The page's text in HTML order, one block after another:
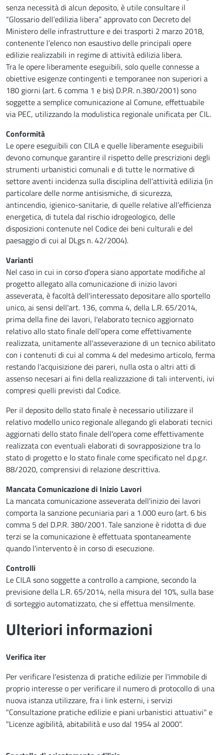
senza necessità di alcun deposito, è utile consultare il
“Glossario dell’edilizia libera” approvato con Decreto del
Ministero delle infrastrutture e dei trasporti 2 marzo 2018,
contenente l’elenco non esaustivo delle principali opere
edilizie realizzabili in regime di attività edilizia libera.
Tra le opere liberamente eseguibili, solo quelle connesse a
obiettive esigenze contingenti e temporanee non superiori a
180 giorni (art. 6 comma 1 e bis) D.P.R. n.380/2001) sono
soggette a semplice comunicazione al Comune, effettuabile
via PEC, utilizzando la modulistica regionale unificata per CIL.
Conformità
Le opere eseguibili con CILA e quelle liberamente eseguibili
devono comunque garantire il rispetto delle prescrizioni degli
strumenti urbanistici comunali e di tutte le normative di
settore aventi incidenza sulla disciplina dell’attività edilizia (in
particolare delle norme antisismiche, di sicurezza,
antincendio, igienico-sanitarie, di quelle relative all’efficienza
energetica, di tutela dal rischio idrogeologico, delle
disposizioni contenute nel Codice dei beni culturali e del
paesaggio di cui al DLgs n. 42/2004).
Varianti
Nel caso in cui in corso d'opera siano apportate modifiche al
progetto allegato alla comunicazione di inizio lavori
asseverata, è facoltà dell'interessato depositare allo sportello
unico, ai sensi dell'art. 136, comma 4, della L.R. 65/2014,
prima della fine dei lavori, l'elaborato tecnico aggiornato
relativo allo stato finale dell'opera come effettivamente
realizzata, unitamente all'asseverazione di un tecnico abilitato
con i contenuti di cui al comma 4 del medesimo articolo, ferma
restando l'acquisizione dei pareri, nulla osta o altri atti di
assenso necesari ai fini della realizzazione di tali interventi, ivi
compresi quelli previsti dal Codice.
Per il deposito dello stato finale è necessario utilizzare il
relativo modello unico regionale allegando gli elaborati tecnici
aggiornati dello stato finale dell'opera come effettivamente
realizzata con eventuali elaborati di sovrapposizione tra lo
stato di progetto e lo stato finale come specificato nel d.p.g.r.
88/2020, comprensivi di relazione descrittiva.
Mancata Comunicazione di Inizio Lavori
La mancata comunicazione asseverata dell'inizio dei lavori
comporta la sanzione pecuniaria pari a 1.000 euro (art. 6 bis
comma 5 del D.P.R. 380/2001. Tale sanzione è ridotta di due
terzi se la comunicazione è effettuata spontaneamente
quando l'intervento è in corso di esecuzione.
Controlli
Le CILA sono soggette a controllo a campione, secondo la
previsione della L.R. 65/2014, nella misura del 10%, sulla base
di sorteggio automatizzato, che si effettua mensilmente.
Ulteriori informazioni
Verifica iter
Per verificare l'esistenza di pratiche edilizie per l'immobile di
proprio interesse o per verificare il numero di protocollo di una
nuova istanza utilizzare, fra i link esterni, i servizi
"Consultazione pratiche edilizie e piani urbanistici attuativi" e
"Licenze agibilità, abitabilità e uso dal 1954 al 2000".